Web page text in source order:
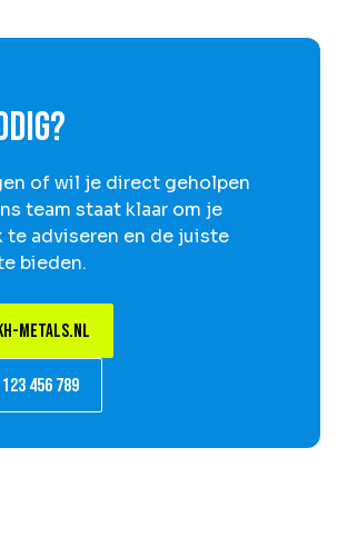
of wil je direct geholpen
team staat klaar om je
te adviseren en de juiste
bieden.
metals.nl
456 789